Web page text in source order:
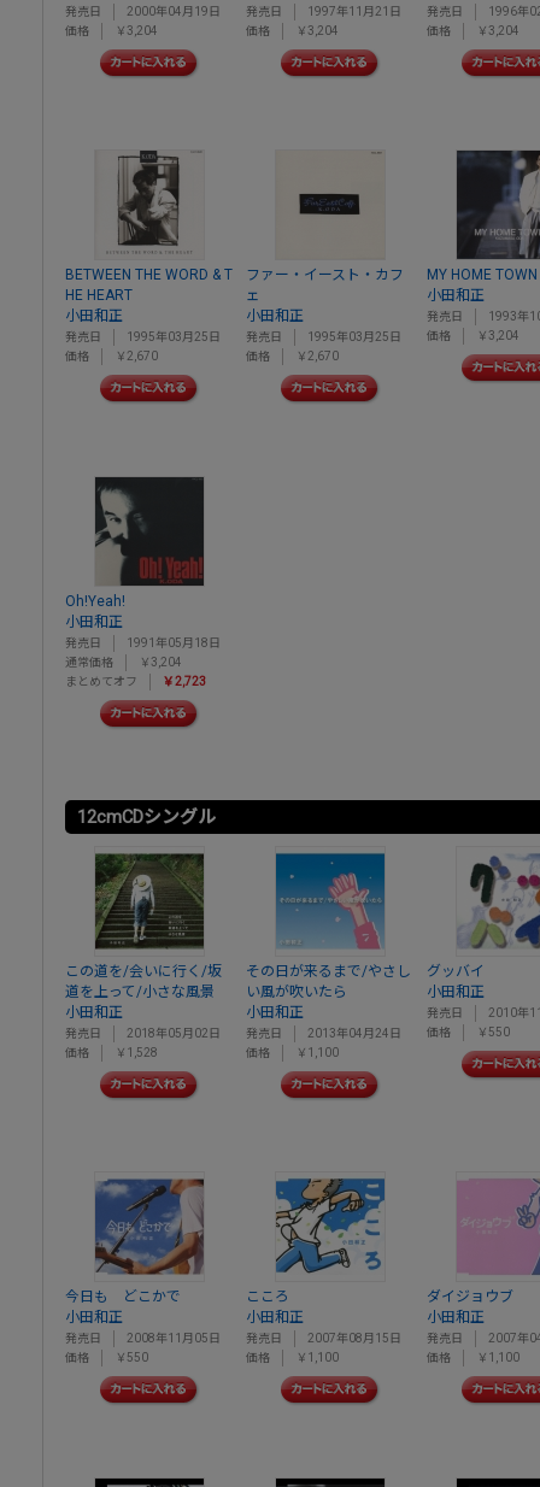
発売日
2000年04月19日
価格
￥3,204
発売日
1997年11月21日
価格
￥3,204
発売日
1996年
価格
￥3,204
BETWEEN THE WORD & T
HE HEART
小田和正
発売日
1995年03月25日
価格
￥2,670
ファー・イースト・カフ
ェ
小田和正
発売日
1995年03月25日
価格
￥2,670
MY HOME TOWN
小田和正
発売日
1993年
価格
￥3,204
Oh!Yeah!
小田和正
発売日
1991年05月18日
通常価格
￥3,204
まとめてオフ
￥2,723
12cmCDシングル
この道を/会いに行く/坂
道を上って/小さな風景
小田和正
発売日
2018年05月02日
価格
￥1,528
その日が来るまで/やさし
い風が吹いたら
小田和正
発売日
2013年04月24日
価格
￥1,100
グッバイ
小田和正
発売日
2010年
価格
￥550
今日も どこかで
小田和正
発売日
2008年11月05日
価格
￥550
こころ
小田和正
発売日
2007年08月15日
価格
￥1,100
ダイジョウブ
小田和正
発売日
2007年
価格
￥1,100